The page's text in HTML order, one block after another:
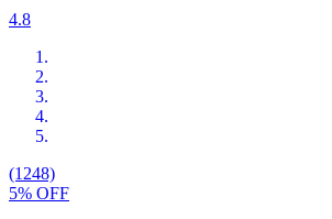
4.8
(1248)
5% OFF